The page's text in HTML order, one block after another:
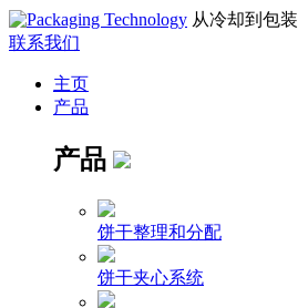
从冷却到包装
联系我们
主页
产品
产品
饼干整理和分配
饼干夹心系统